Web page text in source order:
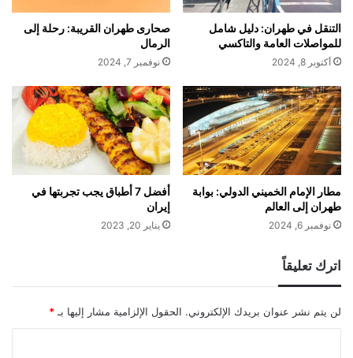
التنقل في طهران: دليل شامل
للمواصلات العامة والتاكسي
أكتوبر 8, 2024
صحارى طهران القريبة: رحلة إلى
الرمال
نوفمبر 7, 2024
مطار الإمام الخميني الدولي: بوابة
طهران إلى العالم
نوفمبر 6, 2024
أفضل 7 أطباق يجب تجربتها في
إيران
يناير 20, 2023
اترك تعليقاً
لن يتم نشر عنوان بريدك الإلكتروني. الحقول الإلزامية مشار إليها بـ *